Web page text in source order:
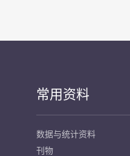
常用资料
数据与统计资料
刊物